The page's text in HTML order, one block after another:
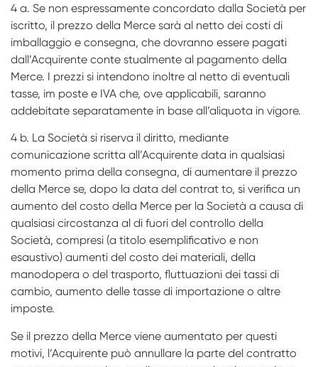
4 a. Se non espressamente concordato dalla Società per
iscritto, il prezzo della Merce sarà al netto dei costi di
imballaggio e consegna, che dovranno essere pagati
dall’Acquirente conte­ stualmente al pagamento della
Merce. I prezzi si intendono inoltre al netto di eventuali
tasse, im­ poste e IVA che, ove applicabili, saranno
addebitate separatamente in base all’aliquota in vigore.
4 b. La Società si riserva il diritto, mediante
comunicazione scritta all’Acquirente data in qualsiasi
momento prima della consegna, di aumentare il prezzo
della Merce se, dopo la data del contrat­ to, si verifica un
aumento del costo della Merce per la Società a causa di
qualsiasi circostanza al di fuori del controllo della
Società, compresi (a titolo esemplificativo e non
esaustivo) aumenti del costo dei materiali, della
manodopera o del trasporto, fluttuazioni dei tassi di
cambio, aumento delle tasse di importazione o altre
imposte.
Se il prezzo della Merce viene aumentato per questi
motivi, l’Acquirente può annullare la parte del contratto